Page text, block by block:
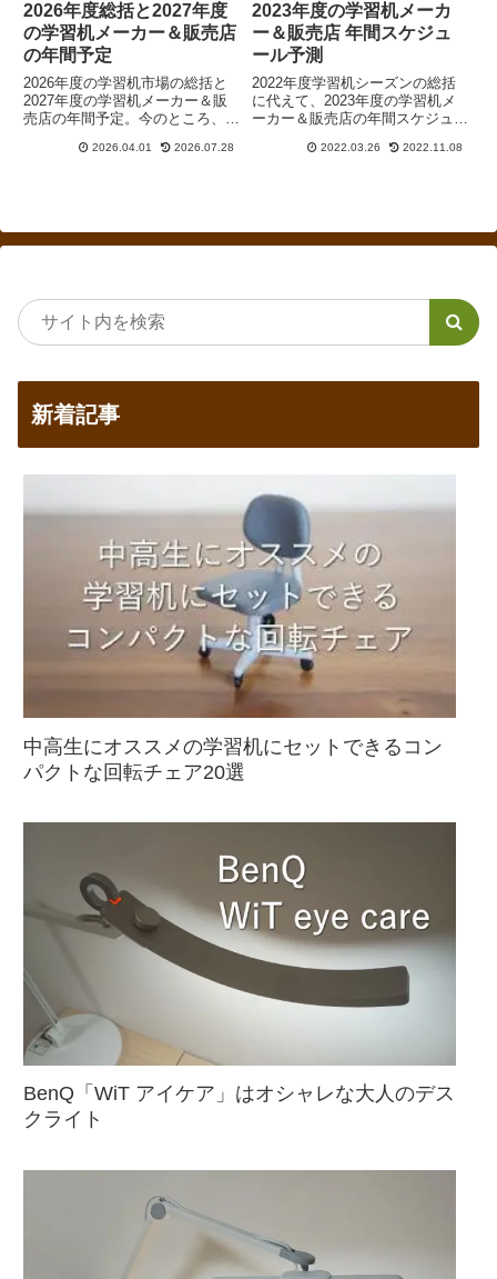
2026年度総括と2027年度
の学習机メーカー＆販売店
の年間予定
2026年度の学習机市場の総括と
2027年度の学習机メーカー＆販
売店の年間予定。今のところ、ア
及んでいません。メーカーの新作
でしょう。
2026.04.01 2026.07.28
2023年度の学習机メーカ
ー＆販売店 年間スケジュ
ール予測
2022年度学習机シーズンの総括
に代えて、2023年度の学習机メ
ーカー＆販売店の年間スケジュー
受注分から浜本工芸がおそらく値
2022.03.26 2022.11.08
新着記事
中高生にオススメの学習机にセットできるコン
パクトな回転チェア20選
BenQ「WiT アイケア」はオシャレな大人のデス
クライト